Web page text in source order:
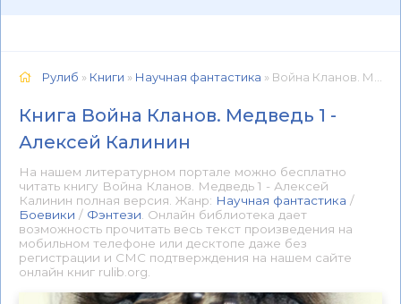
Рулиб » Книги » Научная фантастика » Война Кланов. Медведь 1 - Алексей Калинин 📕 - Книга онлайн бесплатно
Книга Война Кланов. Медведь 1 -
Алексей Калинин
На нашем литературном портале можно бесплатно
читать книгу Война Кланов. Медведь 1 - Алексей
Калинин полная версия. Жанр: Научная фантастика /
Боевики / Фэнтези . Онлайн библиотека дает
возможность прочитать весь текст произведения на
мобильном телефоне или десктопе даже без
регистрации и СМС подтверждения на нашем сайте
онлайн книг rulib.org.